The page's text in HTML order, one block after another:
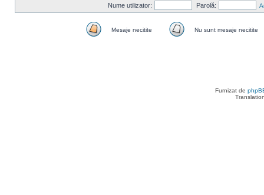
Nume utilizator: Parolă:
Mesaje necitite
Nu sunt mesaje necitite
Furnizat de